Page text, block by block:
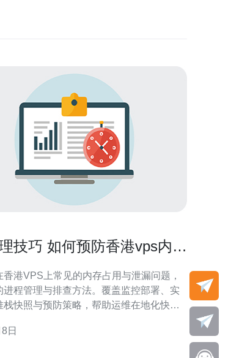
技巧 如何预防香港vps内存
香港VPS上常见的内存占用与泄漏问题，
进程管理与排查方法。覆盖监控部署、实
栈快照与预防策略，帮助运维在地化快速
区别 首先要区分“高内存使用”与“内存泄
日